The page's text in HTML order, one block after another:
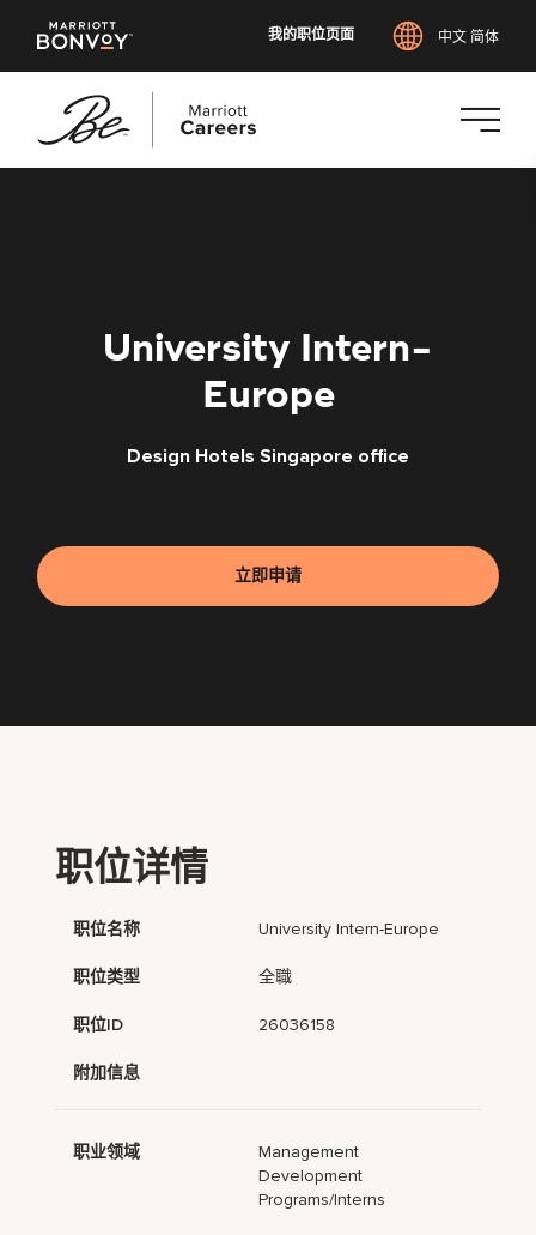
我的职位页面 中文 简体
University Intern-
Europe
Design Hotels Singapore office
立即申请
职位详情
职位名称 University Intern-Europe
职位类型 全職
职位ID 26036158
附加信息
职业领域
Management
Development
Programs/Interns